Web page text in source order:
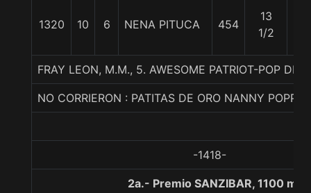
1320 10 6 NENA PITUCA 454
13
1/2
FRAY LEON, M.M., 5. AWESOME PATRIOT-POP
NO CORRIERON : PATITAS DE ORO NANNY
-1418-
2a.- Premio SANZIBAR, 1100